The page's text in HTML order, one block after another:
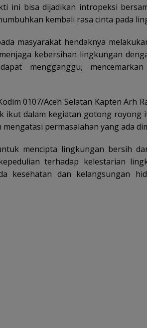
ini bisa dijadikan intropeksi
kembali rasa cinta pada
masyarakat hendaknya
kebersihan lingkungan
mengganggu,
0107/Aceh Selatan Kapten Arh
ikut dalam kegiatan gotong royong
permasalahan yang ada
mencipta lingkungan bersih
terhadap kelestarian
kesehatan dan kelangsungan